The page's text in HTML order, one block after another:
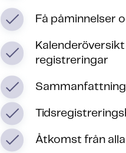
Få påminnelser
registreringar
Åtkomst från